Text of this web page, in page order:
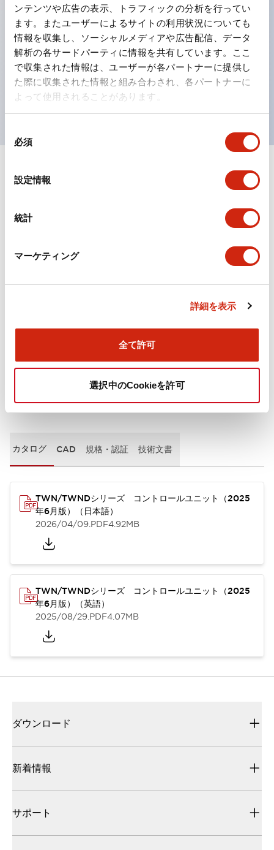
ンテンツや広告の表示、トラフィックの分析を行ってい
ます。またユーザーによるサイトの利用状況についても
情報を収集し、ソーシャルメディアや広告配信、データ
解析の各サードパーティに情報を共有しています。ここ
で収集された情報は、ユーザーが各パートナーに提供し
た際に収集された情報と組み合わされ、各パートナーに
よって使用されることがあります。
必須
設定情報
統計
マーケティング
詳細を表示
全て許可
選択中のCookieを許可
タイプの定格使用電圧が最大240Vまで対応可能になり
ました。
ひとつで6色の役をこなすLED球（LSRD球）。これま
で色ごとに分かれていたLED球を、1色のLED球で各色
を表現できるようにしました。
UL、CSA、TÜV、CCC認証品。
仕様 すべて展開+
ドキュメントとファイル
カタログ CAD 規格・認証 技術文書
TWN/TWNDシリーズ コントロールユニット（2025
年6月版）（日本語）
2026/04/09.PDF4.92MB
TWN/TWNDシリーズ コントロールユニット（2025
年6月版）（英語）
2025/08/29.PDF4.07MB
ダウンロード
新着情報
サポート